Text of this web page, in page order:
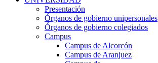
Presentación
Órganos de gobierno unipersonales
Órganos de gobierno colegiados
Campus
Campus de Alcorcón
Campus de Aranjuez